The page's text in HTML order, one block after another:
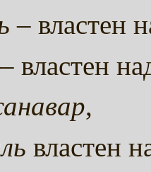
– властен
– властен
,
властен